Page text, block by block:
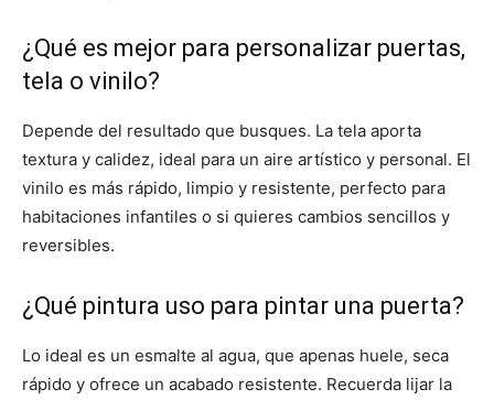
¿Qué es mejor para personalizar puertas,
tela o vinilo?
Depende del resultado que busques. La tela aporta
textura y calidez, ideal para un aire artístico y personal. El
vinilo es más rápido, limpio y resistente, perfecto para
habitaciones infantiles o si quieres cambios sencillos y
reversibles.
¿Qué pintura uso para pintar una puerta?
Lo ideal es un esmalte al agua, que apenas huele, seca
rápido y ofrece un acabado resistente. Recuerda lijar la